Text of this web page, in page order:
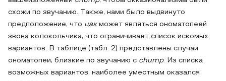
схожи по звучанию. Также, нами было выдвинуто
предположение, что цак может являться ономатопеей
звона колокольчика, что ограничивает список искомых
вариантов. В таблице (табл. 2) представлены случаи
ономатопеи, близкие по звучанию с chump. Из списка
возможных вариантов, наиболее уместным оказался